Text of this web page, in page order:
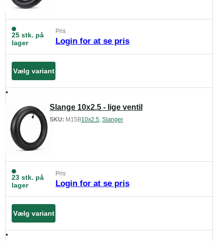
25 stk. på
lager
Pris
Login for at se pris
Vælg variant
Slange 10x2.5 - lige ventil
SKU: M15B10x2.5, Slanger
23 stk. på
lager
Pris
Login for at se pris
Vælg variant